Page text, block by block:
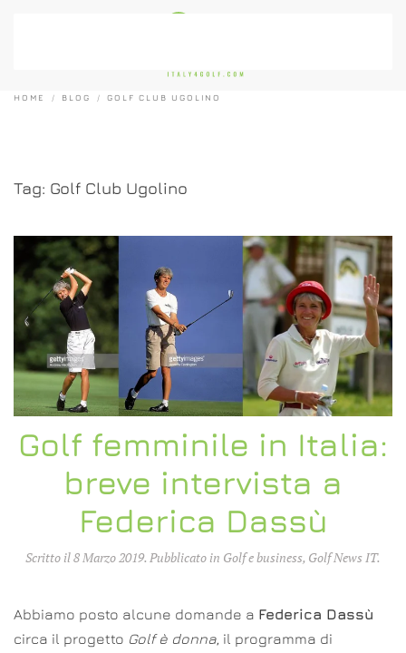
HOME BLOG GOLF CLUB UGOLINO
Tag: Golf Club Ugolino
Golf femminile in Italia:
breve intervista a
Federica Dassù
Scritto il8 Marzo 2019. Pubblicato in Golf e business, Golf News IT.
Abbiamo posto alcune domande a Federica Dassù
circa il progetto Golf è donna, il programma di